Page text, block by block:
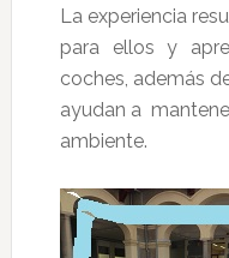
La experiencia
para ellos y
coches, además
ayudan a
ambiente.